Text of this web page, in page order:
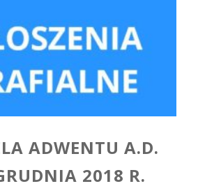
ADWENTU A.D.
2018 R.